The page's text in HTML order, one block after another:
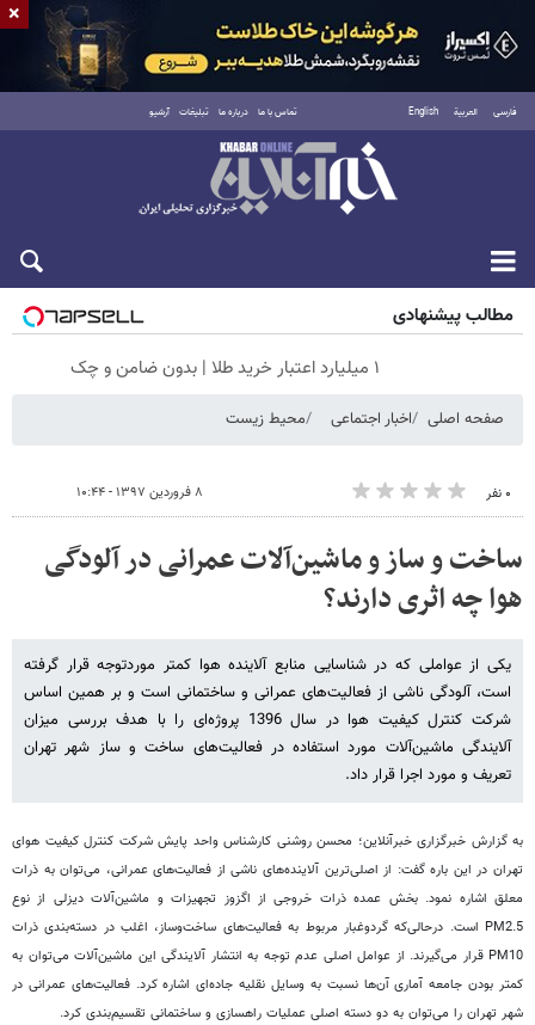
فارسی العربية English تماس با ما درباره ما تبلیغات آرشیو
جمعه ۱۶ مرداد ۱۴۰۵
مطالب پیشنهادی
۱ میلیارد اعتبار خرید طلا | بدون ضامن و چک
صفحه اصلی اخبار اجتماعی محیط زیست
۰ نفر ۸ فروردین ۱۳۹۷ - ۱۰:۴۴
ساخت و ساز و ماشین‌آلات عمرانی در آلودگی
هوا چه اثری دارند؟
یکی از عواملی که در شناسایی منابع آلاینده هوا کمتر موردتوجه قرار گرفته
است، آلودگی ناشی از فعالیت‌های عمرانی و ساختمانی است و بر همین اساس
شرکت کنترل کیفیت هوا در سال 1396 پروژه‌ای را با هدف بررسی میزان
آلایندگی ماشین‌آلات مورد استفاده در فعالیت‌های ساخت و ساز شهر تهران
تعریف و مورد اجرا قرار داد.
به گزارش خبرگزاری خبرآنلاین؛ محسن روشنی کارشناس واحد پایش شرکت کنترل کیفیت هوای
تهران در این باره گفت: از اصلی‌ترین آلاینده‌های ناشی از فعالیت‌های عمرانی، می‌توان به ذرات
معلق اشاره نمود. بخش عمده ذرات خروجی از اگزوز تجهیزات و ماشین‌آلات دیزلی از نوع
PM2.5 است. درحالی‌که گردوغبار مربوط به فعالیت‌های ساخت‌وساز، اغلب در دسته‌بندی ذرات
PM10 قرار می‌گیرند. از عوامل اصلی عدم توجه به انتشار آلایندگی این ماشین‌آلات می‌توان به
کمتر بودن جامعه آماری آن‌ها نسبت به وسایل نقلیه جاده‌ای اشاره کرد. فعالیت‌های عمرانی در
شهر تهران را می‌توان به دو دسته اصلی عملیات راهسازی و ساختمانی تقسیم‌بندی کرد.
×